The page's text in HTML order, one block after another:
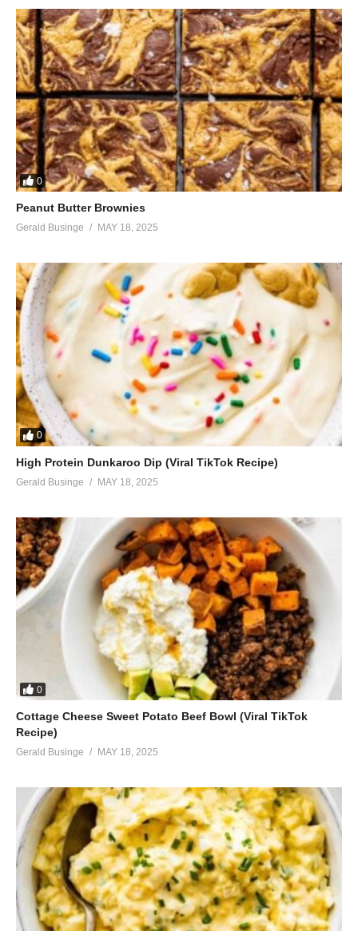
0
Peanut Butter Brownies
Gerald Businge MAY 18, 2025
0
High Protein Dunkaroo Dip (Viral TikTok Recipe)
Gerald Businge MAY 18, 2025
0
Cottage Cheese Sweet Potato Beef Bowl (Viral TikTok
Recipe)
Gerald Businge MAY 18, 2025